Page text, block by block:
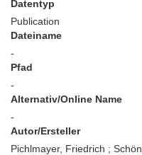
Datentyp
Publication
Dateiname
-
Pfad
-
Alternativ/Online Name
-
Autor/Ersteller
Pichlmayer, Friedrich ;